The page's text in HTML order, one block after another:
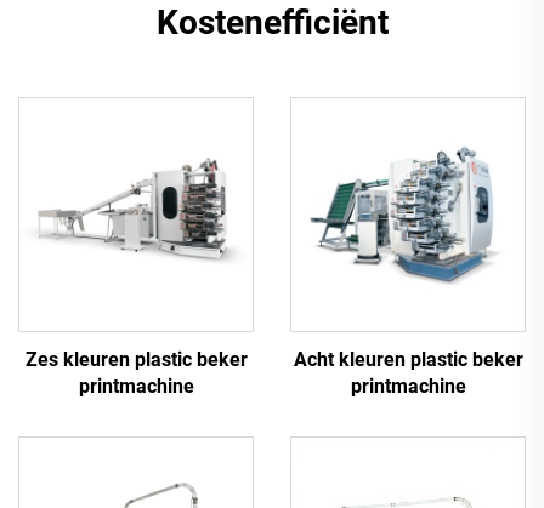
Kostenefficiënt
Zes kleuren plastic beker
printmachine
Acht kleuren plastic beker
printmachine